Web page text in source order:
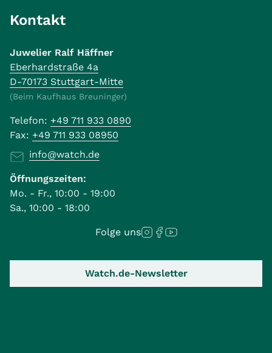
Kontakt
Juwelier Ralf Häffner
Eberhardstraße 4a
D-70173 Stuttgart-Mitte
(Beim Kaufhaus Breuninger)
Telefon: +49 711 933 0890
Fax: +49 711 933 08950
info@watch.de
Öffnungszeiten:
Mo. - Fr., 10:00 - 19:00
Sa., 10:00 - 18:00
Folge uns
Watch.de-Newsletter